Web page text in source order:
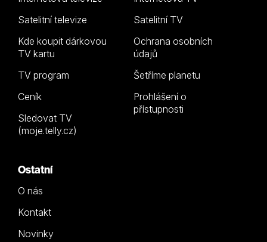
Satelitní televize
Kde koupit dárkovou
TV kartu
TV program
Ceník
Sledovat TV
(moje.telly.cz)
Satelitní TV
Ochrana osobních
údajů
Šetříme planetu
Prohlášení o
přístupnosti
Ostatní
O nás
Kontakt
Novinky